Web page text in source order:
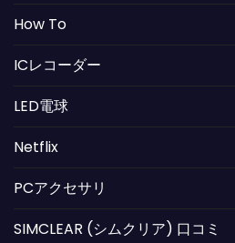
How To
ICレコーダー
LED電球
Netflix
PCアクセサリ
SIMCLEAR (シムクリア) 口コミ